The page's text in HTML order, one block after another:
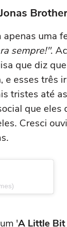
uma
sempre!".
que diz
e esses três
tristes até
que eles
Cresci
'A Little